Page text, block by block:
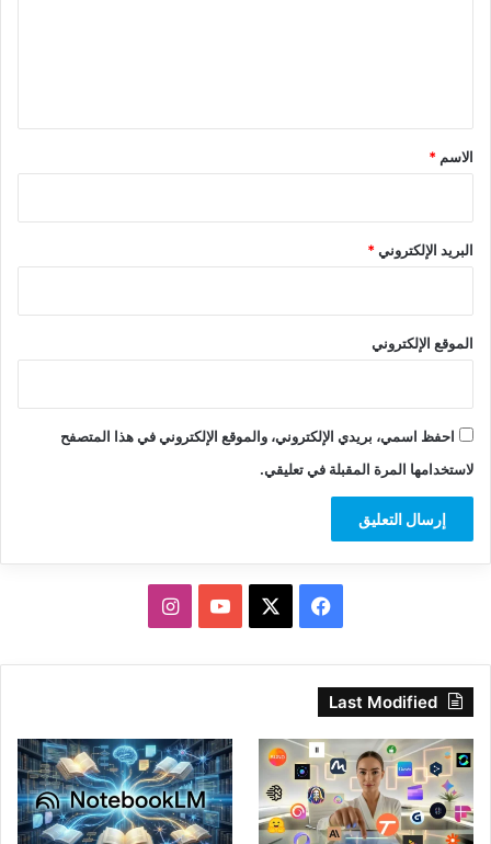
*
الاسم *
البريد الإلكتروني*
الموقع الإلكتروني
احفظ اسمي، بريدي الإلكتروني، والموقع الإلكتروني في هذا المتصفح
لاستخدامها المرة المقبلة في تعليقي.
فيسبوك ‫YouTubeانستقرام
Last Modified